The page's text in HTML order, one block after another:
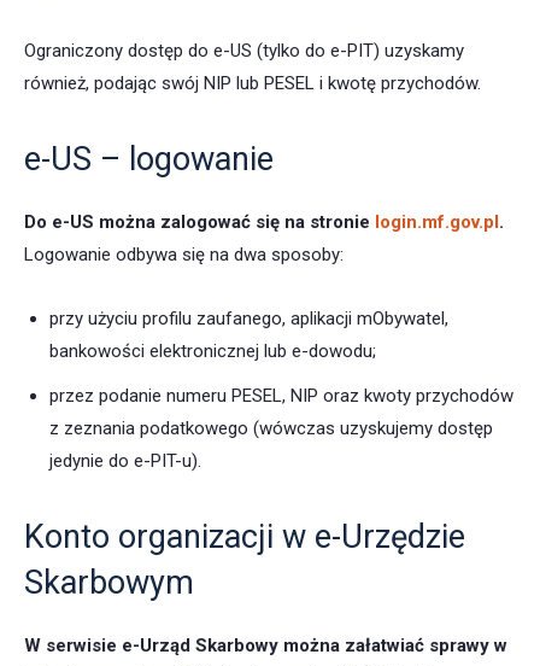
Ograniczony dostęp do e-US (tylko do e-PIT) uzyskamy
również, podając swój NIP lub PESEL i kwotę przychodów.
e-US – logowanie
Do e-US można zalogować się na stronie login.mf.gov.pl.
Logowanie odbywa się na dwa sposoby:
przy użyciu profilu zaufanego, aplikacji mObywatel,
bankowości elektronicznej lub e-dowodu;
przez podanie numeru PESEL, NIP oraz kwoty przychodów
z zeznania podatkowego (wówczas uzyskujemy dostęp
jedynie do e-PIT-u).
Konto organizacji w e-Urzędzie
Skarbowym
W serwisie e-Urząd Skarbowy można załatwiać sprawy w